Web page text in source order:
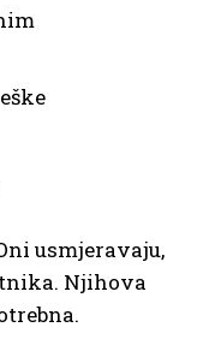
usmjeravaju,
Njihova